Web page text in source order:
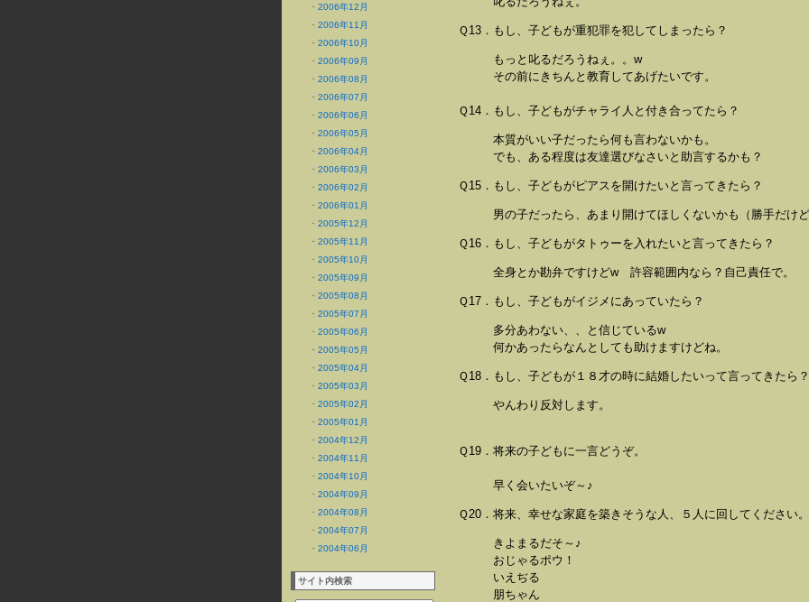
・ 2006年12月
・ 2006年11月
・ 2006年10月
・ 2006年09月
・ 2006年08月
・ 2006年07月
・ 2006年06月
・ 2006年05月
・ 2006年04月
・ 2006年03月
・ 2006年02月
・ 2006年01月
・ 2005年12月
・ 2005年11月
・ 2005年10月
・ 2005年09月
・ 2005年08月
・ 2005年07月
・ 2005年06月
・ 2005年05月
・ 2005年04月
・ 2005年03月
・ 2005年02月
・ 2005年01月
・ 2004年12月
・ 2004年11月
・ 2004年10月
・ 2004年09月
・ 2004年08月
・ 2004年07月
・ 2004年06月
サイト内検索
Ｑ13．もし、子どもが重犯罪を犯してしまったら？
もっと叱るだろうねぇ。。w
その前にきちんと教育してあげたいです。
Ｑ14．もし、子どもがチャライ人と付き合ってたら？
本質がいい子だったら何も言わないかも。
でも、ある程度は友達選びなさいと助言するかも？
Ｑ15．もし、子どもがピアスを開けたいと言ってきたら？
男の子だったら、あまり開けてほしくないかも（勝手
Ｑ16．もし、子どもがタトゥーを入れたいと言ってきたら？
全身とか勘弁ですけどw 許容範囲内なら？自己責任で。
Ｑ17．もし、子どもがイジメにあっていたら？
多分あわない、、と信じているw
何かあったらなんとしても助けますけどね。
Ｑ18．もし、子どもが１８才の時に結婚したいって言ってきたら？
やんわり反対します。
Ｑ19．将来の子どもに一言どうぞ。
早く会いたいぞ～♪
Ｑ20．将来、幸せな家庭を築きそうな人、５人に回してください。
きよまるだそ～♪
おじゃるポウ！
いえぢる
朋ちゃん